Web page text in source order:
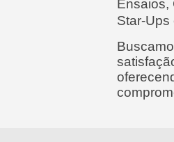
Ensaios,
Star-